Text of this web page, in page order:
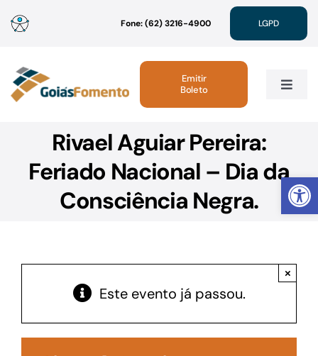
Abrir
para
conteúdo
Fone: (62) 3216-4900 LGPD
Toggle
Institucional
Linhas de Crédito
Acesso à Informação
Emitir
Boleto
Rivael Aguiar Pereira:
Feriado Nacional – Dia da
Consciência Negra.
Este evento já passou.
×